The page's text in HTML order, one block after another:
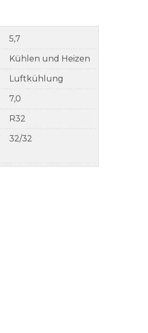
5,7
Kühlen und Heizen
Luftkühlung
7,0
R32
32/32